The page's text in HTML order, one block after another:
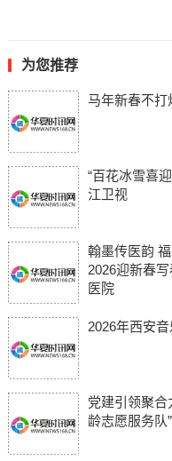
为您推荐
马年新春不打
“百花冰雪喜
江卫视
翰墨传医韵
2026迎新春
医院
2026年西安
党建引领聚
龄志愿服务队